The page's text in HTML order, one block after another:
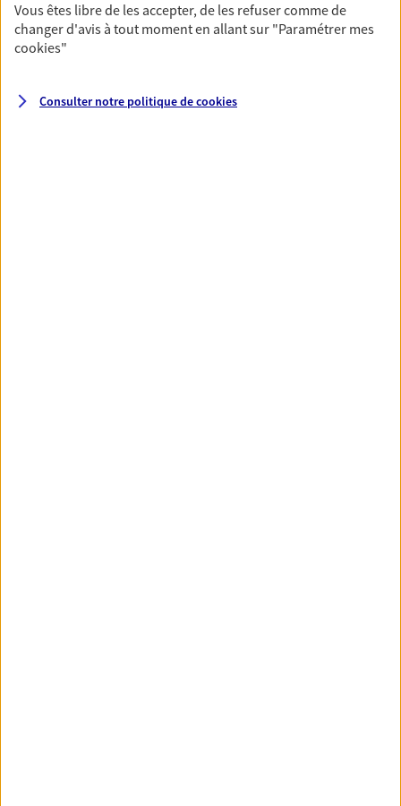
Vous protéger et protéger vos
proches face aux aléas de la vie
ressources et protégez vos proches en cas d'accident,
Vous êtes libre de les accepter, de les refuser comme de
changer d'avis à tout moment en allant sur "Paramétrer mes
cookies"
Consulter notre politique decookies